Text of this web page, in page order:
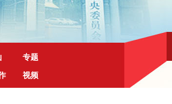
专题
视频